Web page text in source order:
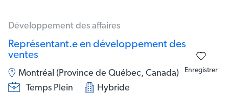
Développement des affaires
Représentant.e en développement des
ventes
Montréal (Province de Québec, Canada)
Temps Plein
Hybride
Enregistrer